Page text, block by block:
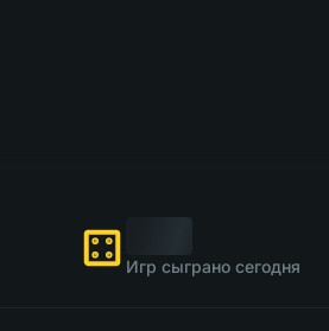
Игр сыграно сегодня